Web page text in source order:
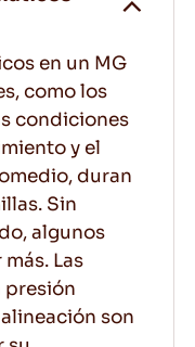
en un MG
como los
condiciones
y el
duran
Sin
algunos
Las
presión
son